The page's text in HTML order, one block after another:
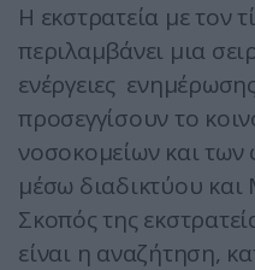
Η εκστρατεία με τον
περιλαμβάνει μια
ενέργειες
προσεγγίσουν το
νοσοκομείων και των
μέσω διαδικτύου
Σκοπός της
είναι η αναζήτηση,